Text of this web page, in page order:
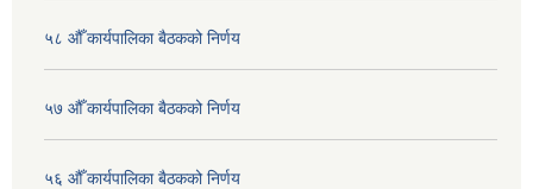
५८ औँ कार्यपालिका बैठकको निर्णय
५७ औँ कार्यपालिका बैठकको निर्णय
५६ औँ कार्यपालिका बैठकको निर्णय